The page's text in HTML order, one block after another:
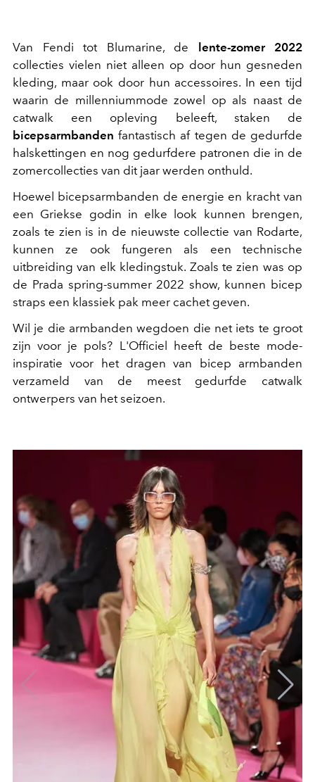
Van Fendi tot Blumarine, de
lente-zomer 2022
collecties vielen niet alleen op door hun gesneden
kleding, maar ook door hun accessoires. In een tijd
waarin de millenniummode zowel op als naast de
catwalk een opleving beleeft, staken de
bicepsarmbandenfantastisch af tegen de gedurfde
halskettingen en nog gedurfdere patronen die in de
zomercollecties van dit jaar werden onthuld.
Hoewel bicepsarmbanden de energie en kracht van
een Griekse godin in elke look kunnen brengen,
zoals te zien is in de nieuwste collectie van Rodarte,
kunnen ze ook fungeren als een technische
uitbreiding van elk kledingstuk. Zoals te zien was op
de Prada spring-summer 2022 show, kunnen bicep
straps een klassiek pak meer cachet geven.
Wil je die armbanden wegdoen die net iets te groot
zijn voor je pols? L'Officiel heeft de beste mode-
inspiratie voor het dragen van bicep armbanden
verzameld van de meest gedurfde catwalk
ontwerpers van het seizoen.